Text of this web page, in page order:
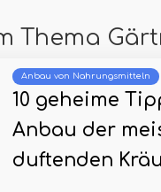
Thema
Anbau von Nahrungsmitteln
10 geheime
Anbau der
duftenden